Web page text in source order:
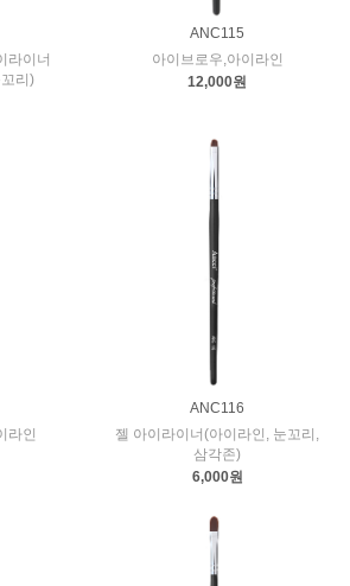
라이너
리)
ANC115
아이브로우,아이라인
12,000원
라인
ANC116
젤 아이라이너(아이라인, 눈꼬리,
삼각존)
6,000원